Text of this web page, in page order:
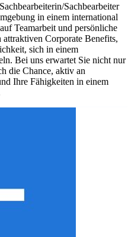
Sachbearbeiter
in einem international
Teamarbeit und persönliche
Corporate Benefits,
sich in einem
Bei uns erwartet Sie nicht nur
die Chance, aktiv an
Ihre Fähigkeiten in einem